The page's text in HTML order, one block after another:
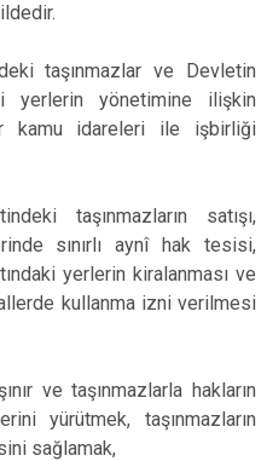
Altıeylül
taşınmazlar ve Devletin
yerlerin yönetimine ilişkin
kamu idareleri ile işbirliği
taşınmazların satışı,
sınırlı aynî hak tesisi,
yerlerin kiralanması ve
kullanma izni verilmesi
ve taşınmazlarla hakların
yürütmek, taşınmazların
sağlamak,